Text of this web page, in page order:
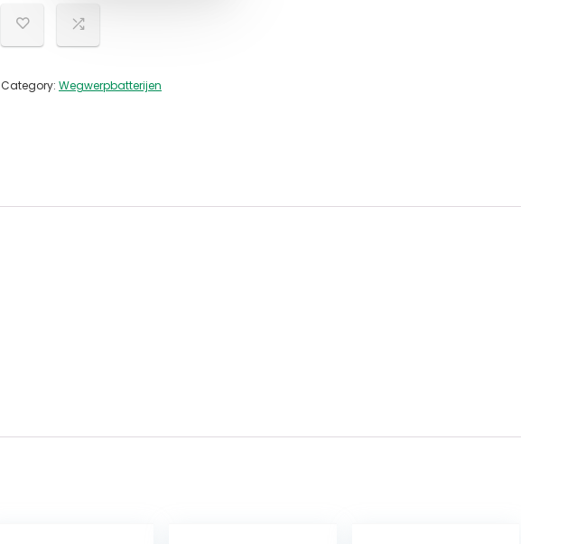
Category: Wegwerpbatterijen